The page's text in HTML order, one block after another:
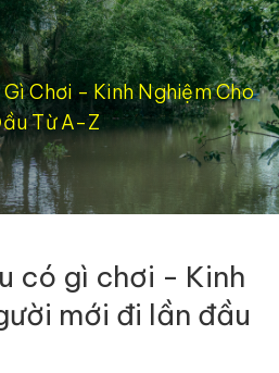
Chơi - Kinh Nghiệm Cho
Từ A-Z
có gì chơi - Kinh
mới đi lần đầu